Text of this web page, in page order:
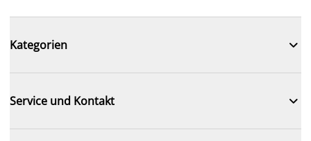
Kategorien 
Service und Kontakt 